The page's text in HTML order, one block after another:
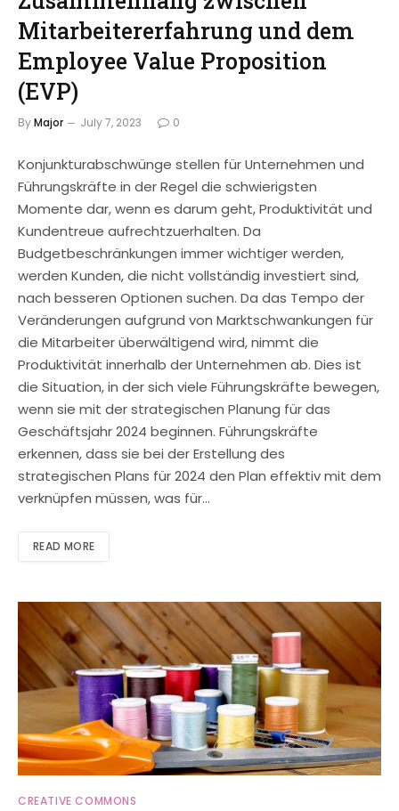
Mitarbeitererfahrung und dem
Employee Value Proposition
(EVP)
ByMajor July 7, 2023 0
Konjunkturabschwünge stellen für Unternehmen und
Führungskräfte in der Regel die schwierigsten
Momente dar, wenn es darum geht, Produktivität und
Kundentreue aufrechtzuerhalten. Da
Budgetbeschränkungen immer wichtiger werden,
werden Kunden, die nicht vollständig investiert sind,
nach besseren Optionen suchen. Da das Tempo der
Veränderungen aufgrund von Marktschwankungen für
die Mitarbeiter überwältigend wird, nimmt die
Produktivität innerhalb der Unternehmen ab. Dies ist
die Situation, in der sich viele Führungskräfte bewegen,
wenn sie mit der strategischen Planung für das
Geschäftsjahr 2024 beginnen. Führungskräfte
erkennen, dass sie bei der Erstellung des
strategischen Plans für 2024 den Plan effektiv mit dem
verknüpfen müssen, was für…
READ MORE
CREATIVE COMMONS